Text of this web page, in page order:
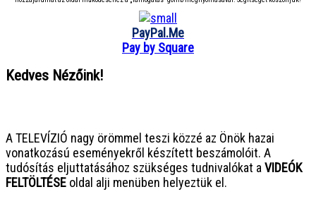
PayPal.Me
Pay by Square
Kedves Nézőink!
A TELEVÍZIÓ nagy örömmel teszi közzé az Önök hazai
vonatkozású eseményekről készített beszámolóit. A
tudósítás eljuttatásához szükséges tudnivalókat a VIDEÓK
FELTÖLTÉSE oldal alji menüben helyeztük el.